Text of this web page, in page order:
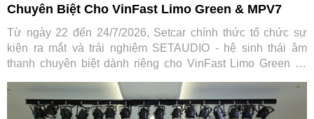
Chuyên Biệt Cho VinFast Limo Green & MPV7
Từ ngày 22 đến 24/7/2026, Setcar chính thức tổ chức sự
kiện ra mắt và trải nghiệm SETAUDIO - hệ sinh thái âm
thanh chuyên biệt dành riêng cho VinFast Limo Green và
cũ đổi mới" tiết kiệm tới 7,2 triệu đồng.